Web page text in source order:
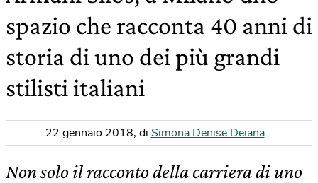
spazio che racconta 40 anni di
storia di uno dei più grandi
stilisti italiani
22 gennaio 2018, di Simona Denise Deiana
Non solo il racconto della carriera di uno